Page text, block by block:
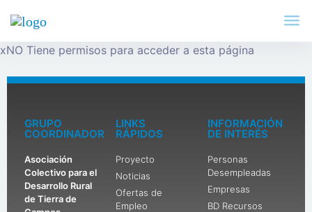
xNO Tiene permisos para acceder a esta página
GRUPO
COORDINADOR
Asociación
Colectivo para el
Desarrollo Rural
de Tierra de
LINKS
RÁPIDOS
Proyecto
Noticias
Ofertas de
Empleo
INFORMACIÓN
DE INTERÉS
Personas
Desempleadas
Empresas
BD Recursos